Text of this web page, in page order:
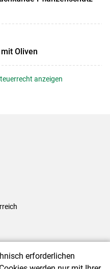
Oliven
anzeigen
|Datenschutzerklärung |
erforderlichen